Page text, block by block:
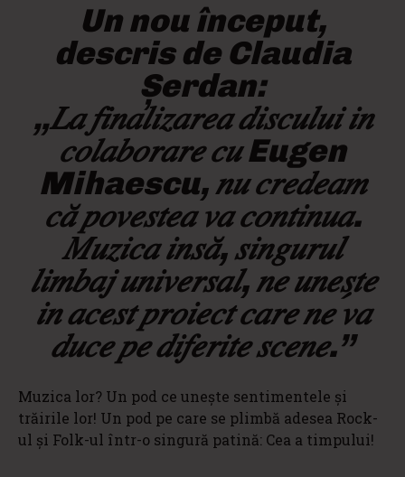
Un nou început,
descris de Claudia
Șerdan:
„𝐿𝑎 𝑓𝑖𝑛𝑎𝑙𝑖𝑧𝑎𝑟𝑒𝑎 𝑑𝑖𝑠𝑐𝑢𝑙𝑢𝑖 𝑖𝑛
𝑐𝑜𝑙𝑎𝑏𝑜𝑟𝑎𝑟𝑒 𝑐𝑢 Eugen
Mihaescu, 𝑛𝑢 𝑐𝑟𝑒𝑑𝑒𝑎𝑚
𝑐𝑎̆ 𝑝𝑜𝑣𝑒𝑠𝑡𝑒𝑎 𝑣𝑎 𝑐𝑜𝑛𝑡𝑖𝑛𝑢𝑎.
𝑀𝑢𝑧𝑖𝑐𝑎 𝑖𝑛𝑠𝑎̆, 𝑠𝑖𝑛𝑔𝑢𝑟𝑢𝑙
𝑙𝑖𝑚𝑏𝑎𝑗 𝑢𝑛𝑖𝑣𝑒𝑟𝑠𝑎𝑙, 𝑛𝑒 𝑢𝑛𝑒𝑠̗𝑡𝑒
𝑖𝑛 𝑎𝑐𝑒𝑠𝑡 𝑝𝑟𝑜𝑖𝑒𝑐𝑡 𝑐𝑎𝑟𝑒 𝑛𝑒 𝑣𝑎
𝑑𝑢𝑐𝑒 𝑝𝑒 𝑑𝑖𝑓𝑒𝑟𝑖𝑡𝑒 𝑠𝑐𝑒𝑛𝑒.”
Muzica lor? Un pod ce unește sentimentele și
trăirile lor! Un pod pe care se plimbă adesea Rock-
ul și Folk-ul într-o singură patină: Cea a timpului!